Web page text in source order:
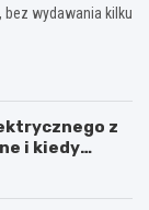
bez wydawania kilku
z
i kiedy